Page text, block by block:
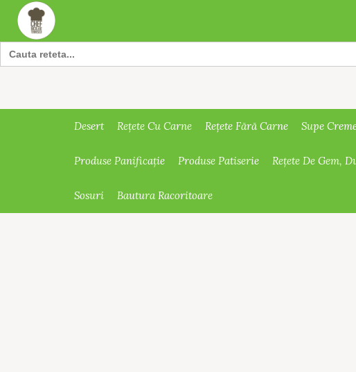
Search
for:
Desert Rețete Cu Carne Rețete Fără Carne Supe
Produse Panificație Produse Patiserie Rețete De Gem,
Sosuri Bautura Racoritoare